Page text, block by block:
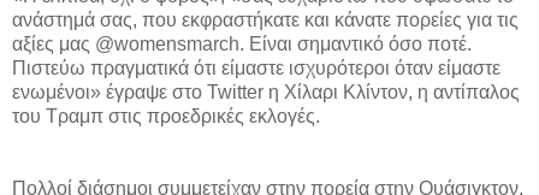
ανάστημά σας, που εκφραστήκατε και κάνατε πορείες για τις
αξίες μας @womensmarch. Είναι σημαντικό όσο ποτέ.
Πιστεύω πραγματικά ότι είμαστε ισχυρότεροι όταν είμαστε
ενωμένοι» έγραψε στο Twitter η Χίλαρι Κλίντον, η αντίπαλος
του Τραμπ στις προεδρικές εκλογές.
Πολλοί διάσημοι συμμετείχαν στην πορεία στην Ουάσιγκτον.